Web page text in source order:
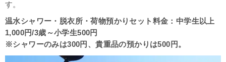
す。
温水シャワー・脱衣所・荷物預かりセット料金：中学生以上
1,000円/3歳～小学生500円
※シャワーのみは300円、貴重品の預かりは500円。